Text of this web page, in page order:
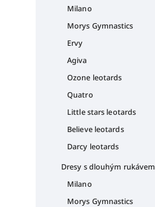
Milano
Morys Gymnastics
Ervy
Agiva
Ozone leotards
Quatro
Little stars leotards
Believe leotards
Darcy leotards
Dresy s dlouhým rukávem
Milano
Morys Gymnastics